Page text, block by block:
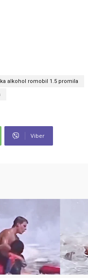
alkohol romobil 1.5 promila
Viber